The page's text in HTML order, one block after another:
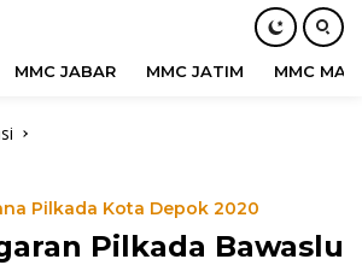
MMC JABAR MMC JATIM MMC
Pilkada Kota Depok 2020
Pilkada Bawaslu